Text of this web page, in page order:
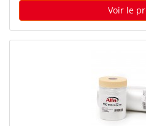
Voir le